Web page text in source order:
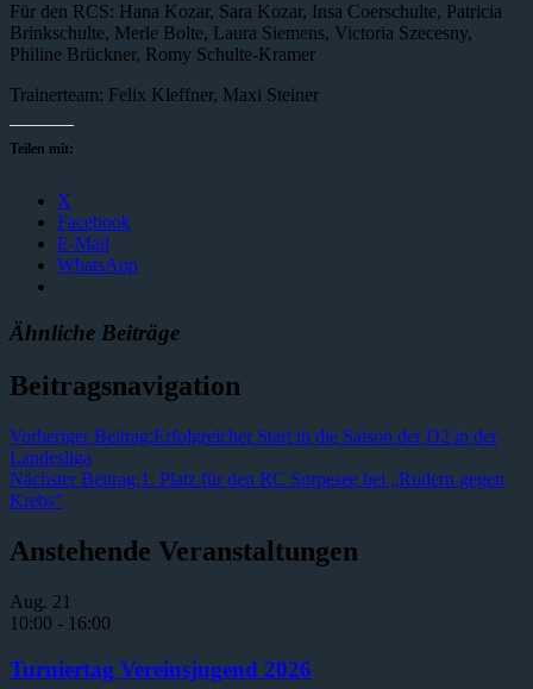
Für den RCS: Hana Kozar, Sara Kozar, Insa Coerschulte, Patricia
Brinkschulte, Merle Bolte, Laura Siemens, Victoria Szecesny,
Philine Brückner, Romy Schulte-Kramer
Trainerteam: Felix Kleffner, Maxi Steiner
Teilen mit:
X
Facebook
E-Mail
WhatsApp
Ähnliche Beiträge
Beitragsnavigation
Vorheriger Beitrag:Erfolgreicher Start in die Saison der D2 in der
Landesliga
Nächster Beitrag:1. Platz für den RC Sorpesee bei „Rudern gegen
Krebs”
Anstehende Veranstaltungen
Aug. 21
10:00 - 16:00
Turniertag Vereinsjugend 2026